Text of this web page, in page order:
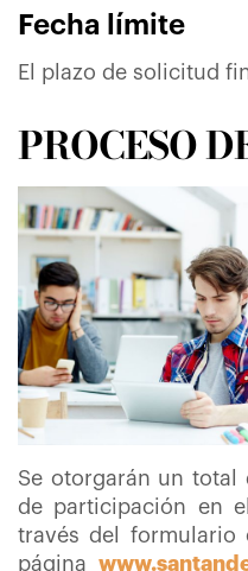
Fecha límite
El plazo de solicitud
PROCESO
Se otorgarán un total
de participación en
través del formulario
página